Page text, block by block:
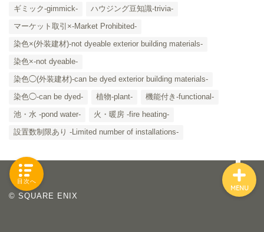
ギミック-gimmick-
ハウジング豆知識-trivia-
マーケット取引×-Market Prohibited-
染色×(外装建材)-not dyeable exterior building materials-
染色×-not dyeable-
染色◯(外装建材)-can be dyed exterior building materials-
染色◯-can be dyed-
植物-plant-
機能付き-functional-
池・水 -pond water-
火・暖房 -fire heating-
設置数制限あり -Limited number of installations-
© SQUARE ENIX
MENU
「カテゴリー」の一覧 -
は
ご要望はコチラから
目次へ